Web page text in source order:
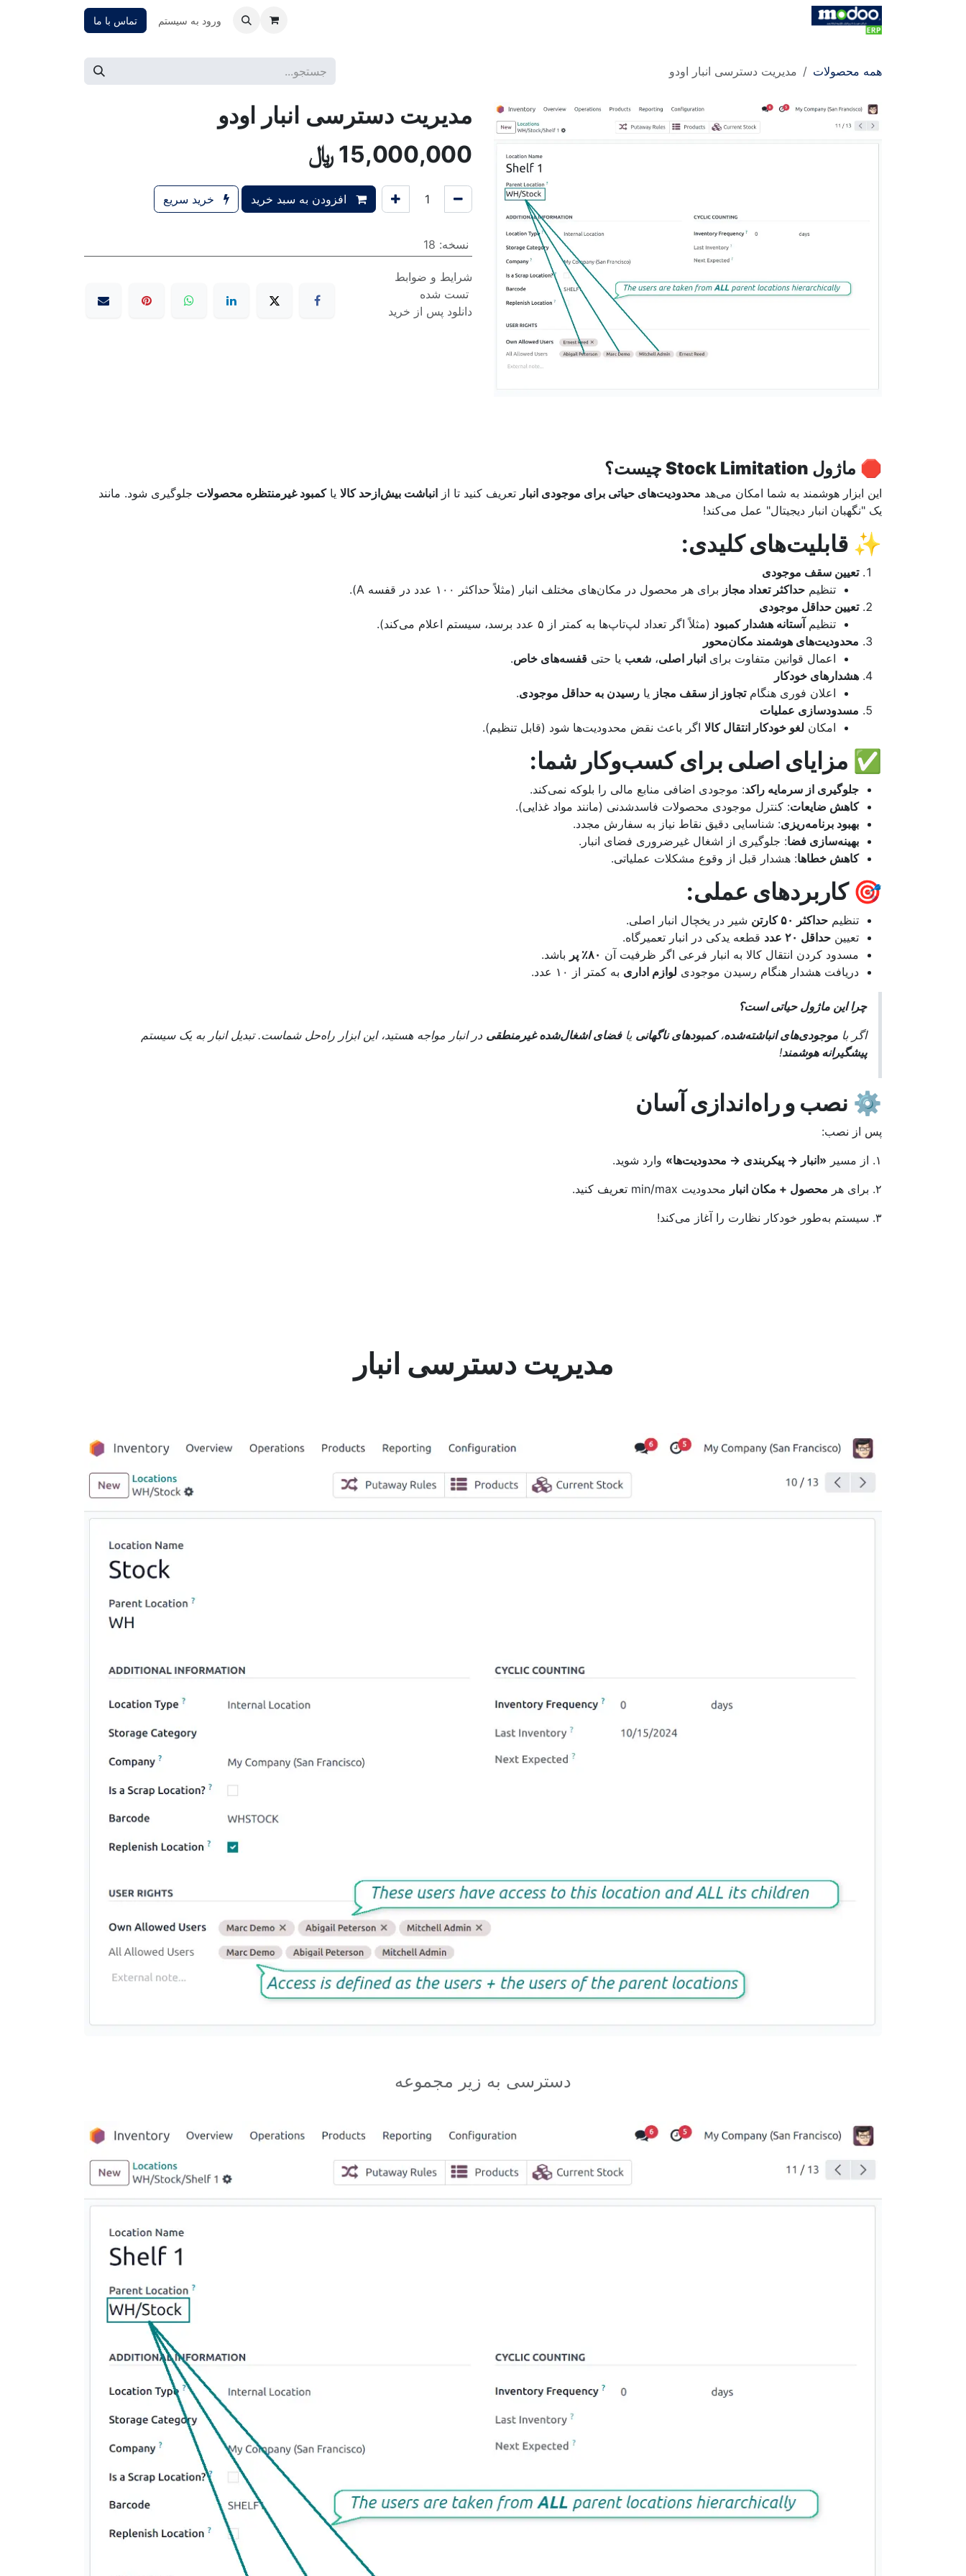
Skip to Content
ورود به سیستم تماس با ما
همه محصولات مدیریت دسترسی انبار اودو
مدیریت دسترسی انبار اودو
15,000,000 ﷼
افزودن به سبد خرید خرید سریع
نسخه:
18
شرایط و ضوابط
تست شده
دانلود پس از خرید
🛑 ماژول Stock Limitation چیست؟
این ابزار هوشمند به شما امکان می‌هد محدودیت‌های حیاتی برای موجودی انبار تعریف کنید تا از انباشت بیش‌ازحد کالا یاکمبود غیرمنتظره محصولات جلوگیری شود. مانند
یک "نگهبان انبار دیجیتال" عمل می‌کند!
✨ قابلیت‌های کلیدی:
تعیین سقف موجودی
تنظیم حداکثر تعداد مجاز برای هر محصول در مکان‌های مختلف انبار (مثلاً حداکثر ۱۰۰ عدد در قفسه A).
تعیین حداقل موجودی
تنظیم آستانه هشدار کمبود (مثلاً اگر تعداد لپ‌تاپ‌ها به کمتر از ۵ عدد برسد، سیستم اعلام می‌کند).
محدودیت‌های هوشمند مکان‌محور
اعمال قوانین متفاوت برای انبار اصلی، شعب یا حتی قفسه‌های خاص.
هشدارهای خودکار
اعلان فوری هنگامتجاوز از سقف مجاز یا رسیدن به حداقل موجودی.
مسدودسازی عملیات
امکان لغو خودکار انتقال کالا اگر باعث نقض محدودیت‌ها شود (قابل تنظیم).
✅ مزایای اصلی برای کسب‌وکار شما:
جلوگیری از سرمایه راکد: موجودی اضافی منابع مالی را بلوکه نمی‌کند.
کاهش ضایعات: کنترل موجودی محصولات فاسدشدنی (مانند مواد غذایی).
بهبود برنامه‌ریزی: شناسایی دقیق نقاط نیاز به سفارش مجدد.
بهینه‌سازی فضا: جلوگیری از اشغال غیرضروری فضای انبار.
کاهش خطاها: هشدار قبل از وقوع مشکلات عملیاتی.
🎯کاربردهای عملی:
تنظیم حداکثر ۵۰ کارتن
شیر در یخچال انبار اصلی.
تعیین حداقل ۲۰ عدد
قطعه یدکی در انبار تعمیرگاه.
مسدود کردن انتقال کالا به انبار فرعی اگر ظرفیت آن ۸۰٪ پر
باشد.
دریافت هشدار هنگام رسیدن موجودی لوازم اداری به کمتر از ۱۰ عدد.
چرا این ماژول حیاتی است؟
اگر با موجودی‌های انباشته‌شده،کمبودهای ناگهانی یافضای اشغال‌شده غیرمنطقی در انبار مواجه هستید، این ابزار راه‌حل شماست. تبدیل انبار به یک سیستم
پیشگیرانه هوشمند!
⚙️ نصب و راه‌اندازی آسان
پس از نصب:
۱. از مسیر
«انبار → پیکربندی → محدودیت‌ها» وارد شوید.
۲. برای هر
محصول + مکان انبار محدودیت min/max تعریف کنید.
۳. سیستم به‌طور خودکار نظارت را آغاز می‌کند!
مدیریت دسترسی انبار
دسترسی به زیر مجموعه